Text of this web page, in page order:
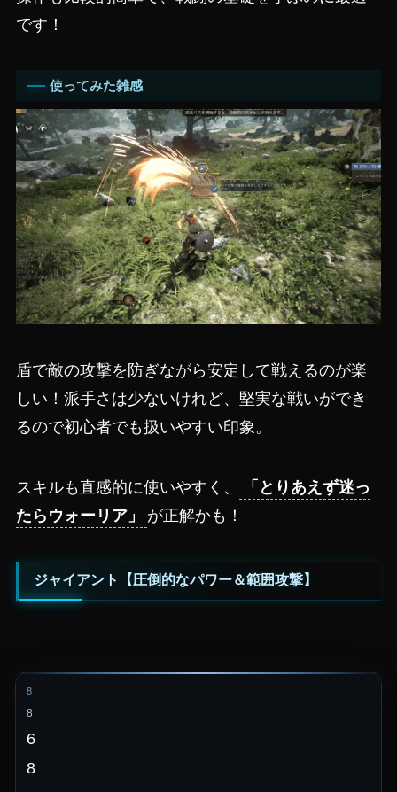
です！
使ってみた雑感
盾で敵の攻撃を防ぎながら安定して戦えるのが楽
しい！派手さは少ないけれど、堅実な戦いができ
るので初心者でも扱いやすい印象。
スキルも直感的に使いやすく、
「とりあえず迷っ
たらウォーリア」
が正解かも！
ジャイアント【圧倒的なパワー＆範囲攻撃】
8
8
6
8